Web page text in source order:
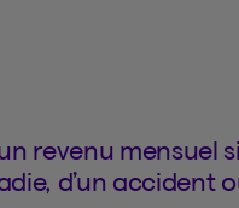
revenu mensuel
d’un accident